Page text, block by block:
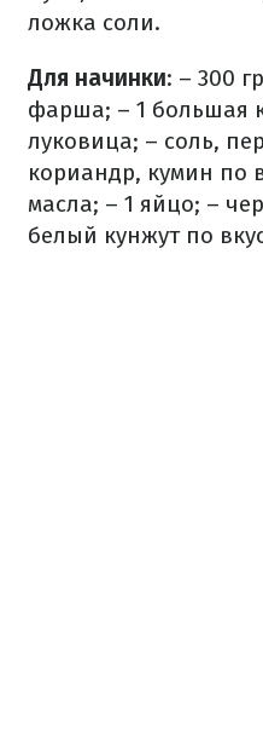
ложка соли.
Для начинки: – 300
фарша; – 1 большая
луковица; – соль,
кориандр, кумин по
масла; – 1 яйцо; –
белый кунжут по